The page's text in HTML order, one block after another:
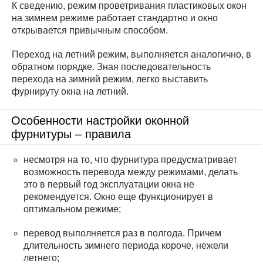
К сведению, режим проветривания пластиковых окон
на зимнем режиме работает стандартно и окно
открывается привычным способом.
Переход на летний режим, выполняется аналогично, в
обратном порядке. Зная последовательность
перехода на зимний режим, легко выставить
фурнируту окна на летний.
Особенности настройки оконной
фурнитуры – правила
несмотря на то, что фурнитура предусматривает
возможность перевода между режимами, делать
это в первый год эксплуатации окна не
рекомендуется. Окно еще функционирует в
оптимальном режиме;
перевод выполняется раз в полгода. Причем
длительность зимнего периода короче, нежели
летнего;